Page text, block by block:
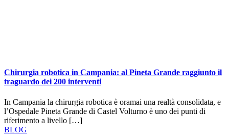
Chirurgia robotica in Campania: al Pineta Grande raggiunto il
traguardo dei 200 interventi
In Campania la chirurgia robotica è oramai una realtà consolidata, e
l’Ospedale Pineta Grande di Castel Volturno è uno dei punti di
riferimento a livello […]
BLOG